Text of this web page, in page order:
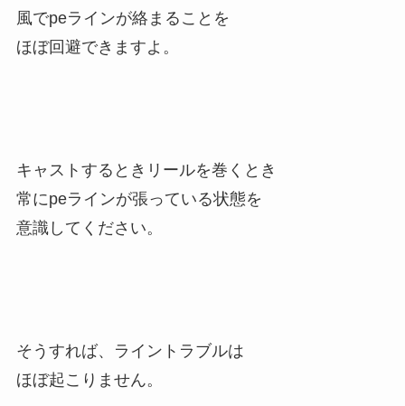
風でpeラインが絡まることを
ほぼ回避できますよ。
キャストするときリールを巻くとき
常にpeラインが張っている状態を
意識してください。
そうすれば、ライントラブルは
ほぼ起こりません。